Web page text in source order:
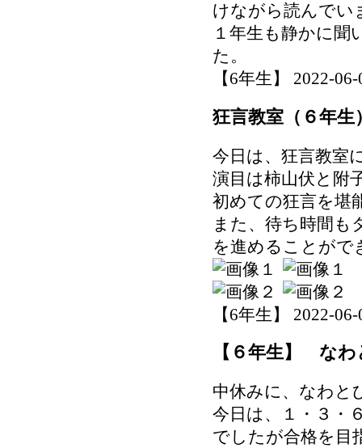
けながら読んでい
１年生も静かに
た。
【6年生】 2022-
狂言教室（６年生
今日は、狂言教室
演目は柿山伏と附
初めての狂言を堪
また、待ち時間も
を進めることがで
【6年生】 2022-
【６年生】 なわ
中休みに、なわと
今日は、１・３・
でしたが合格を目